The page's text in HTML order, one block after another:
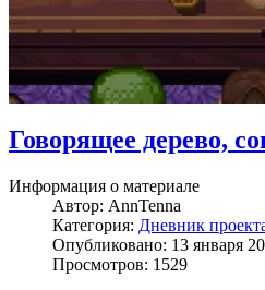
Говорящее дерево,
Информация о материале
Автор: AnnTenna
Категория: Дневник
Опубликовано: 13 января
Просмотров: 1529